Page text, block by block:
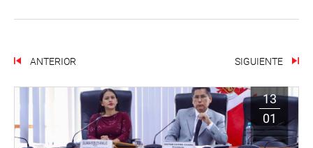
ANTERIOR SIGUIENTE
13
01